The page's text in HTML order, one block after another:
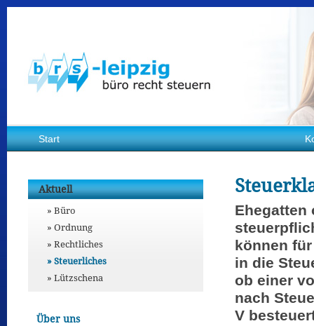
Start
Ehegatten
können
in die
ob einer
nach
V
Aktuell
Büro
Ordnung
Rechtliches
Steuerliches
Lützschena
Über uns